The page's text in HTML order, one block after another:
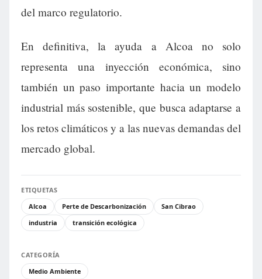
del marco regulatorio.
En definitiva, la ayuda a Alcoa no solo
representa una inyección económica, sino
también un paso importante hacia un modelo
industrial más sostenible, que busca adaptarse a
los retos climáticos y a las nuevas demandas del
mercado global.
ETIQUETAS
Alcoa
Perte de Descarbonización
San Cibrao
industria
transición ecológica
CATEGORÍA
Medio Ambiente